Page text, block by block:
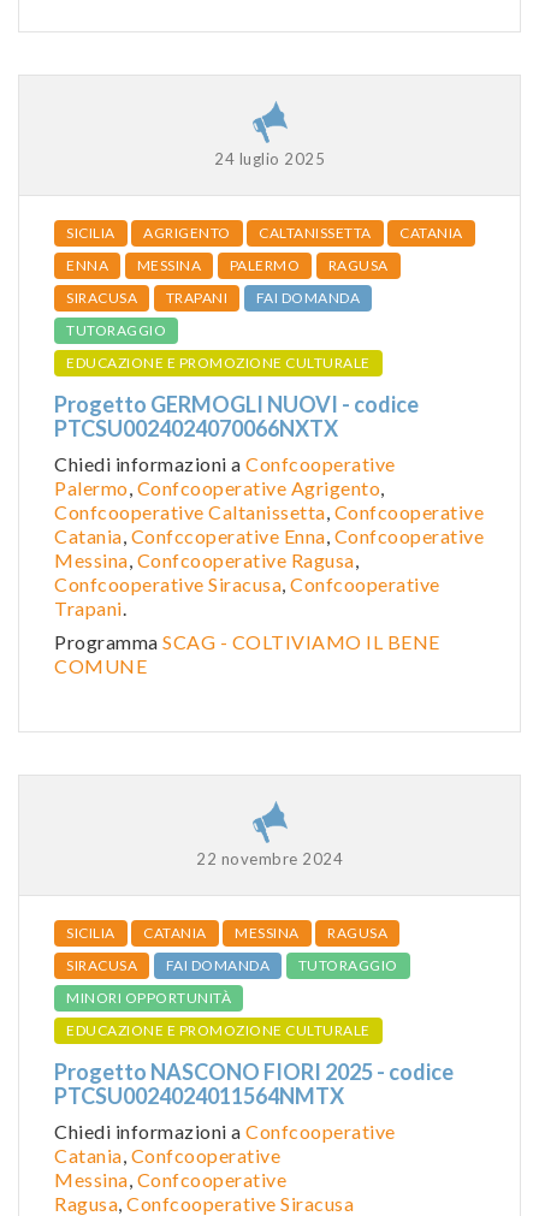
24 luglio 2025
SICILIA AGRIGENTO CALTANISSETTA
CATANIA
ENNA
MESSINA PALERMO
RAGUSA
SIRACUSA
TRAPANI
FAI DOMANDA
TUTORAGGIO
EDUCAZIONE E PROMOZIONE CULTURALE
Progetto GERMOGLI NUOVI - codice
PTCSU0024024070066NXTX
Chiedi informazioni a Confcooperative
Palermo, Confcooperative Agrigento,
Confcooperative Caltanissetta, Confcooperative
Catania, Confccoperative Enna, Confcooperative
Messina, Confcooperative Ragusa,
Confcooperative Siracusa, Confcooperative
Trapani.
Programma SCAG - COLTIVIAMO IL BENE
COMUNE
22 novembre 2024
SICILIA CATANIA MESSINA
RAGUSA
SIRACUSA
FAI DOMANDA
TUTORAGGIO
MINORI OPPORTUNITÀ
EDUCAZIONE E PROMOZIONE CULTURALE
Progetto NASCONO FIORI 2025 - codice
PTCSU0024024011564NMTX
Chiedi informazioni a Confcooperative
Catania, Confcooperative
Messina, Confcooperative
Ragusa, Confcooperative Siracusa